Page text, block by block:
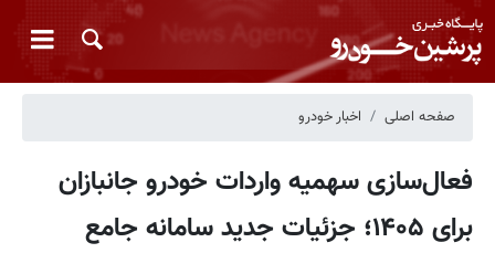
صفحه اصلی اخبار خودرو
فعال‌سازی سهمیه واردات خودرو جانبازان
برای ۱۴۰۵؛ جزئیات جدید سامانه جامع